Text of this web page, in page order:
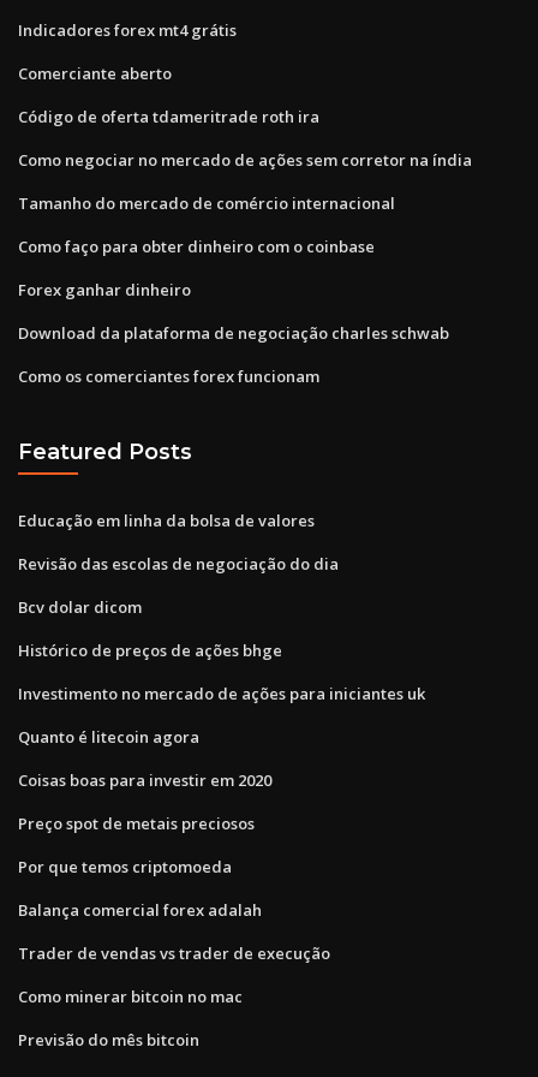
Indicadores forex mt4 grátis
Comerciante aberto
Código de oferta tdameritrade roth ira
Como negociar no mercado de ações sem corretor na índia
Tamanho do mercado de comércio internacional
Como faço para obter dinheiro com o coinbase
Forex ganhar dinheiro
Download da plataforma de negociação charles schwab
Como os comerciantes forex funcionam
Featured Posts
Educação em linha da bolsa de valores
Revisão das escolas de negociação do dia
Bcv dolar dicom
Histórico de preços de ações bhge
Investimento no mercado de ações para iniciantes uk
Quanto é litecoin agora
Coisas boas para investir em 2020
Preço spot de metais preciosos
Por que temos criptomoeda
Balança comercial forex adalah
Trader de vendas vs trader de execução
Como minerar bitcoin no mac
Previsão do mês bitcoin